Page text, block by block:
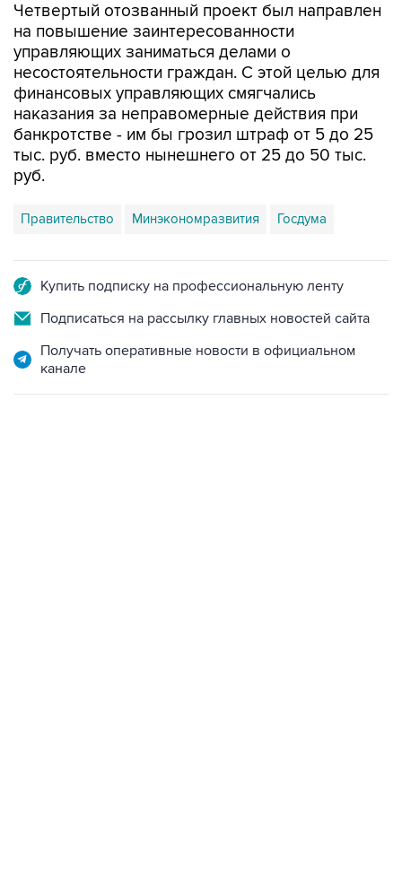
Четвертый отозванный проект был направлен
на повышение заинтересованности
управляющих заниматься делами о
несостоятельности граждан. С этой целью для
финансовых управляющих смягчались
наказания за неправомерные действия при
банкротстве - им бы грозил штраф от 5 до 25
тыс. руб. вместо нынешнего от 25 до 50 тыс.
руб.
Правительство Минэкономразвития Госдума
Купить подписку на профессиональную ленту
Подписаться на рассылку главных новостей сайта
Получать оперативные новости в официальном
канале